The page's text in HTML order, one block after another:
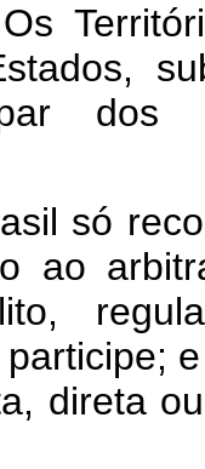
dos
só
ao
direta